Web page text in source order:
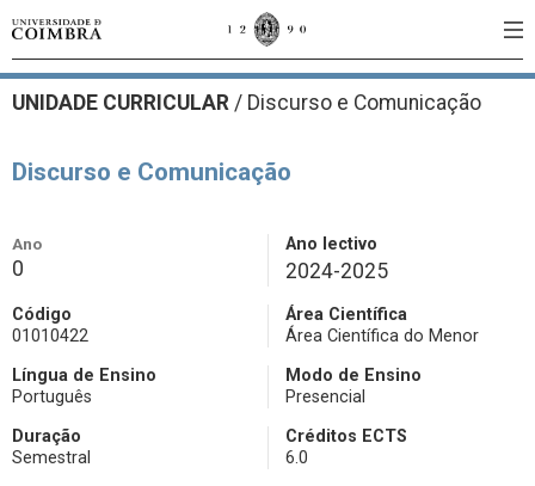
UNIDADE CURRICULAR / Discurso e Comunicação
Discurso e Comunicação
Ano
0
Ano lectivo
2024-2025
Código
01010422
Área Científica
Área Científica do Menor
Língua de Ensino
Português
Modo de Ensino
Presencial
Duração
Semestral
Créditos ECTS
6.0